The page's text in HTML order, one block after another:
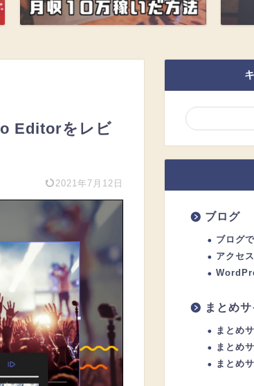
Editorをレビ
2021年7月12日
ブログ
ブログ
アクセ
まとめサ
まとめ
まとめ
まとめ